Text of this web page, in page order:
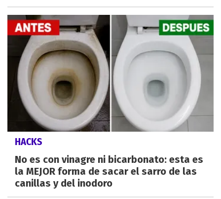
HACKS
No es con vinagre ni bicarbonato: esta es
la MEJOR forma de sacar el sarro de las
canillas y del inodoro